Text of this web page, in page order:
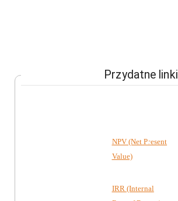
Przydatne linki
NPV (Net Present
Value)
IRR (Internal